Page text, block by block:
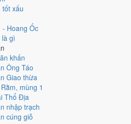
tốt xấu
- Hoang Ốc
là gì
khấn
Ông Táo
Giao thừa
mùng 1
Thổ Địa
nhập trạch
cúng giỗ
hôn
hôm nay ở
tốt
cửa hàng
cửa hàng hôm nay ở
tốt
giao ước
ước hôm nay ở